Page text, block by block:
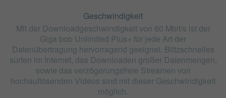
Geschwindigkeit
Mit der Downloadgeschwindigkeit von 60 Mbit/s ist der
Giga bob Unlimited Plus+ für jede Art der
Datenübertragung hervorragend geeignet. Blitzschnelles
surfen im Internet, das Downloaden großer Datenmengen,
sowie das verzögerungsfreie Streamen von
hochauflösenden Videos sind mit dieser Geschwindigkeit
möglich.